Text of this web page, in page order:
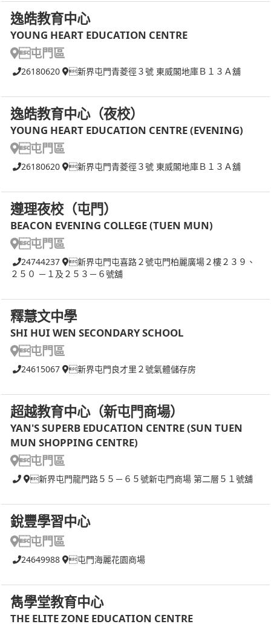
逸皓教育中心
YOUNG HEART EDUCATION CENTRE
屯門區
26180620 新界屯門青菱徑３號 東威閣地庫Ｂ１３Ａ舖
逸皓教育中心（夜校）
YOUNG HEART EDUCATION CENTRE (EVENING)
屯門區
26180620 新界屯門青菱徑３號 東威閣地庫Ｂ１３Ａ舖
遵理夜校（屯門）
BEACON EVENING COLLEGE (TUEN MUN)
屯門區
24744237
新界屯門屯喜路２號屯門柏麗廣場２樓２３９、
２５０ －１及２５３－６號舖
釋慧文中學
SHI HUI WEN SECONDARY SCHOOL
屯門區
24615067 新界屯門良才里２號氣體儲存房
超越教育中心（新屯門商場）
YAN'S SUPERB EDUCATION CENTRE (SUN TUEN
MUN SHOPPING CENTRE)
屯門區
新界屯門龍門路５５－６５號新屯門商場 第二層５１號舖
銳豐學習中心
屯門區
24649988 屯門海麗花園商場
雋學堂教育中心
THE ELITE ZONE EDUCATION CENTRE